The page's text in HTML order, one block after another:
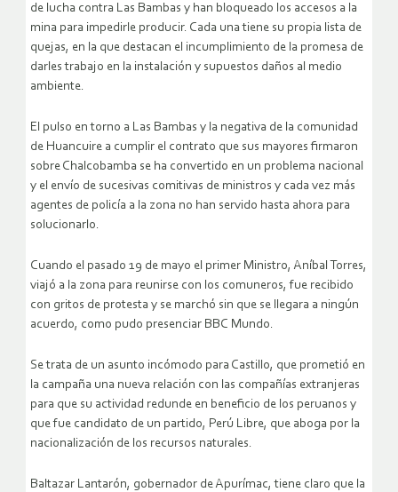
de lucha contra Las Bambas y han bloqueado los accesos a la
mina para impedirle producir. Cada una tiene su propia lista de
quejas, en la que destacan el incumplimiento de la promesa de
darles trabajo en la instalación y supuestos daños al medio
ambiente.
El pulso en torno a Las Bambas y la negativa de la comunidad
de Huancuire a cumplir el contrato que sus mayores firmaron
sobre Chalcobamba se ha convertido en un problema nacional
y el envío de sucesivas comitivas de ministros y cada vez más
agentes de policía a la zona no han servido hasta ahora para
solucionarlo.
Cuando el pasado 19 de mayo el primer Ministro, Aníbal Torres,
viajó a la zona para reunirse con los comuneros, fue recibido
con gritos de protesta y se marchó sin que se llegara a ningún
acuerdo, como pudo presenciar BBC Mundo.
Se trata de un asunto incómodo para Castillo, que prometió en
la campaña una nueva relación con las compañías extranjeras
para que su actividad redunde en beneficio de los peruanos y
que fue candidato de un partido, Perú Libre, que aboga por la
nacionalización de los recursos naturales.
Baltazar Lantarón, gobernador de Apurímac, tiene claro que la